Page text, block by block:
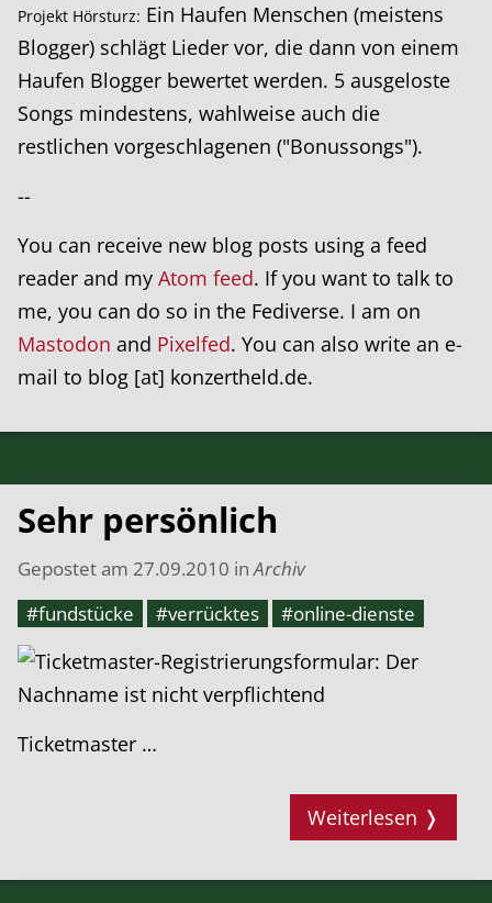
Projekt Hörsturz: Ein Haufen Menschen (meistens
Blogger) schlägt Lieder vor, die dann von einem
Haufen Blogger bewertet werden. 5 ausgeloste
Songs mindestens, wahlweise auch die
restlichen vorgeschlagenen ("Bonussongs").
--
You can receive new blog posts using a feed
reader and my Atom feed. If you want to talk to
me, you can do so in the Fediverse. I am on
Mastodon and Pixelfed. You can also write an e-
mail to blog [at] konzertheld.de.
Sehr persönlich
Gepostet am 27.09.2010 in Archiv
#fundstücke
#verrücktes #online-dienste
Ticketmaster …
Weiterlesen ❭